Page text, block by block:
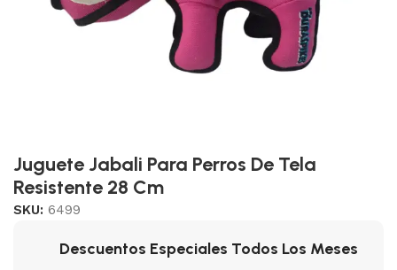
Juguete Jabali Para Perros De Tela
Resistente 28 Cm
SKU: 6499
Descuentos Especiales Todos Los Meses